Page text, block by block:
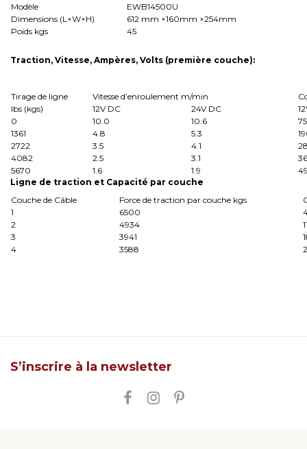
Modèle
EWB14500U
Dimensions (L×W×H)
612 mm ×160mm ×254mm
Poids kgs
45
Traction, Vitesse, Ampères, Volts (première couche):
Tirage de ligne Vitesse d’enroulement m/min
Ibs (kgs)
12V DC 24V DC
0
10.0 10.6
75
1361
4.8 5.3
2722
3.5 4.1
4082
2.5 3.1
5670
1.6 1.9
Ligne de traction et Capacité par couche
Couche de Câble
Force de traction par couche kgs
1
6500
2
4934
3
3941
4
3588
S’inscrire à la newsletter